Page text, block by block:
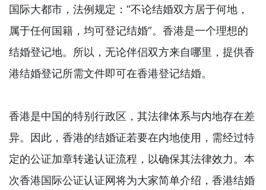
国际大都市，法例规定：“不论结婚双方居于何地，
属于任何国籍，均可登记结婚”。香港是一个理想的
结婚登记地。所以，无论伴侣双方来自哪里，提供香
港结婚登记所需文件即可在香港登记结婚。
香港是中国的特别行政区，其法律体系与内地存在差
异。因此，香港的结婚证若要在内地使用，需经过特
定的公证加章转递认证流程，以确保其法律效力。本
次香港国际公证认证网将为大家简单介绍，香港结婚